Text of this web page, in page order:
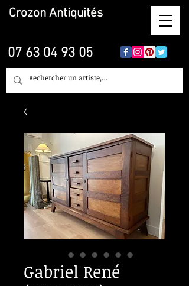
Crozon Antiquités
07 63 04 93 05
Gabriel René